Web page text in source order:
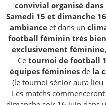
convivial organisé
Samedi 15 et dimanche
ambiance et dans un
football féminin très
exclusivement
Ce tournoi de football
équipes féminines de la
(le tournoi sénior aura
Les matchs